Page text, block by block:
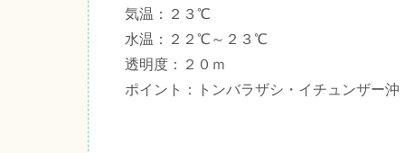
気温：２３℃
水温：２２℃～２３℃
透明度：２０ｍ
ポイント：トンバラザシ・イチュンザー沖